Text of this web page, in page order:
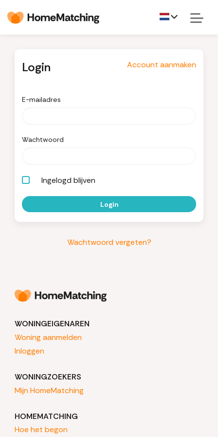
Login Account aanmaken
E-mailadres
Wachtwoord
Ingelogd blijven
Login
Wachtwoord vergeten?
WONINGEIGENAREN
Woning aanmelden
Inloggen
WONINGZOEKERS
Mijn HomeMatching
HOMEMATCHING
Hoe het begon